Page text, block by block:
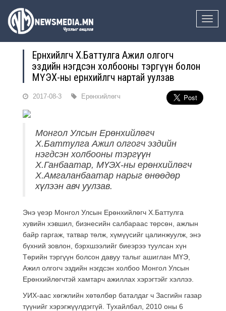
Toggle
Ерөнхийлөгч Х.Баттулга Ажил олгогч
эздийн нэгдсэн холбооны тэргүүн болон
МҮЭХ-ны ерөнхийлөгч нартай уулзав
2017-08-3 Ерөнхийлөгч
Монгол Улсын Ерөнхийлөгч
Х.Баттулга Ажил олгогч эздийн
нэгдсэн холбооны тэргүүн
Х.Ганбаатар, МҮЭХ-ны ерөнхийлөгч
Х.Амгаланбаатар нарыг өнөөдөр
хүлээн авч уулзав.
Энэ үеэр Монгол Улсын Ерөнхийлөгч Х.Баттулга
хувийн хэвшил, бизнесийн салбараас төрсөн, ажлын
байр гаргаж, татвар төлж, хүмүүсийг цалинжуулж, энэ
бүхний зовлон, бэрхшээлийг биеэрээ туулсан хүн
Төрийн тэргүүн болсон давуу талыг ашиглан МҮЭ,
Ажил олгогч эздийн нэгдсэн холбоо Монгол Улсын
Ерөнхийлөгчтэй хамтарч ажиллах хэрэгтэйг хэллээ.
УИХ-аас хөгжлийн хөтөлбөр баталдаг ч Засгийн газар
түүнийг хэрэгжүүлдэггүй. Тухайлбал, 2010 оны 6